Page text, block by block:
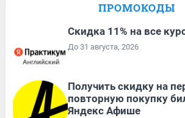
ПРОМОКОДЫ
Скидка 11% на все
До 31 августа, 2026
Получить скидку на
повторную покупку
Яндекс Афише